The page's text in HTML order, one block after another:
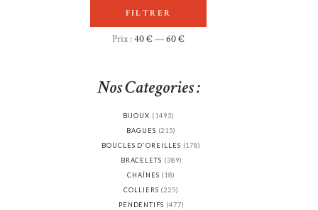
Prix
Prix
FILTRER
Prix :40 €—60 €
Nos Categories :
BIJOUX (1493)
BAGUES (215)
BOUCLES D'OREILLES (178)
BRACELETS (389)
CHAÎNES (18)
COLLIERS (225)
PENDENTIFS (477)